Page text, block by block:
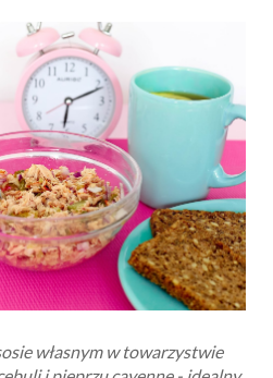
własnym w towarzystwie